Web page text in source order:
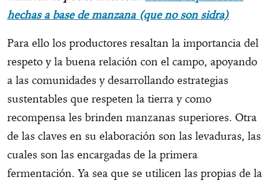
hechas a base de manzana (que no son sidra)
Para ello los productores resaltan la importancia del
respeto y la buena relación con el campo, apoyando
a las comunidades y desarrollando estrategias
sustentables que respeten la tierra y como
recompensa les brinden manzanas superiores. Otra
de las claves en su elaboración son las levaduras, las
cuales son las encargadas de la primera
fermentación. Ya sea que se utilicen las propias de la